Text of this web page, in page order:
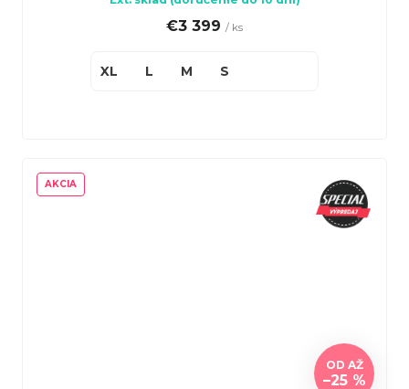
€3 399 / ks
XL L M S
AKCIA
OD AŽ
–25 %